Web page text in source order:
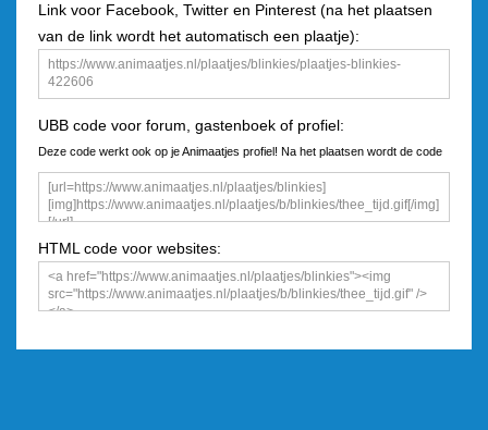
Link voor Facebook, Twitter en Pinterest (na het plaatsen
van de link wordt het automatisch een plaatje):
UBB code voor forum, gastenboek of profiel:
Deze code werkt ook op je Animaatjes profiel! Na het plaatsen wordt de code
een plaatje
HTML code voor websites: